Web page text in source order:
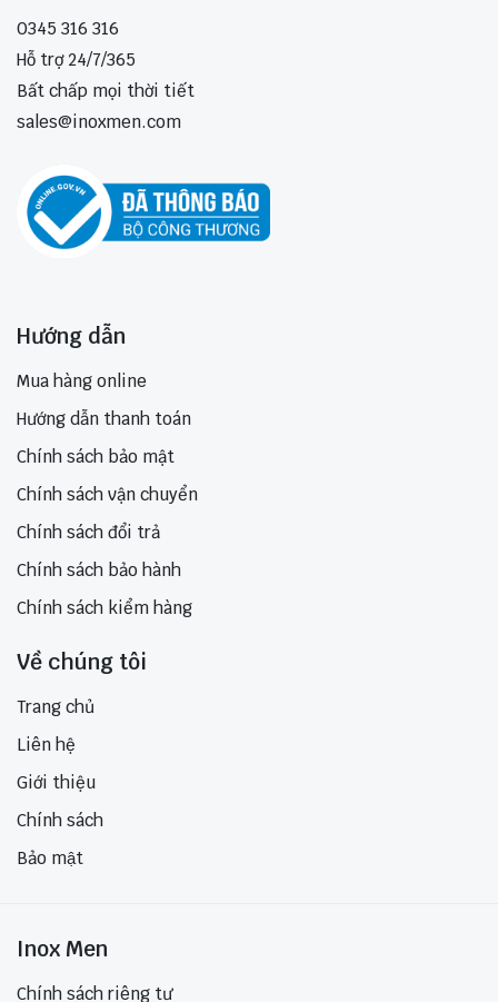
0345 316 316
Hỗ trợ 24/7/365
Bất chấp mọi thời tiết
sales@inoxmen.com
Hướng dẫn
Mua hàng online
Hướng dẫn thanh toán
Chính sách bảo mật
Chính sách vận chuyển
Chính sách đổi trả
Chính sách bảo hành
Chính sách kiểm hàng
Về chúng tôi
Trang chủ
Liên hệ
Giới thiệu
Chính sách
Bảo mật
Inox Men
Chính sách riêng tư